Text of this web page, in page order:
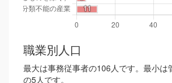
職業別人口
最大は事務従事者の106人です。最小は
の5人です。